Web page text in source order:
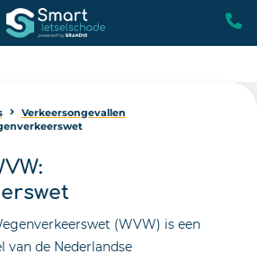
Verkeersongevallen
(WVW) is een
van de Nederlandse